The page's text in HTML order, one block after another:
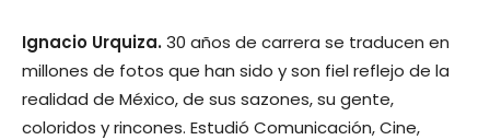
Ignacio Urquiza.30 años de carrera se traducen en
millones de fotos que han sido y son fiel reflejo de la
realidad de México, de sus sazones, su gente,
coloridos y rincones. Estudió Comunicación, Cine,